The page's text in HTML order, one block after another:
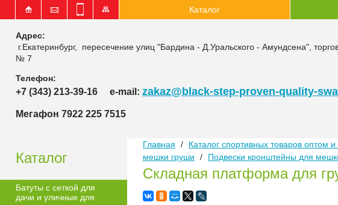
Каталог
Адрес:
г.Екатеринбург, пересечение улиц "Бардина - Д.Уральского - Амундсена",
№ 7
Телефон:
+7 (343) 213-39-16 e-mail: zakaz@black-step-proven-quality-
Мегафон 7922 225 7515
Каталог
Батуты с сеткой для
дачи и уличные для
Главная / Каталог спортивных товаров оптом и
мешки груши
/ Подвески кронштейны для
Складная платформа для